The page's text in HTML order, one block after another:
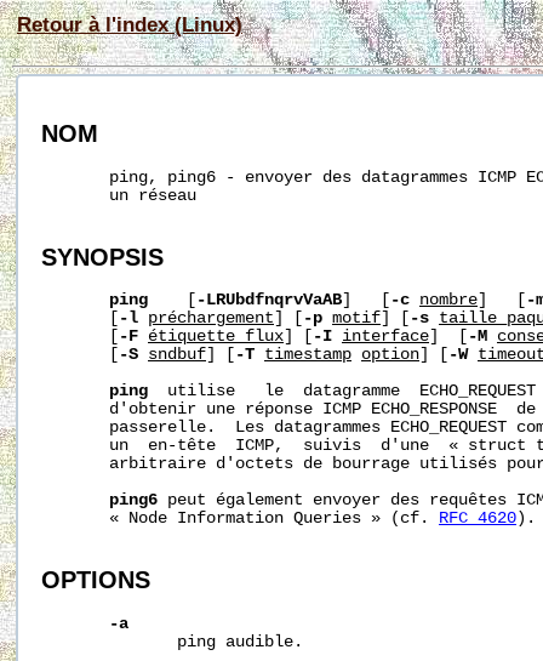
Retour à l'index (Linux)
NOM
ping, ping6 - envoyer des datagrammes ICMP
       un réseau
SYNOPSIS
ping -LRUbdfnqrvVaAB -c nombre
-
-l préchargement -p motif -s
-F étiquette_flux -I interface -M
-S sndbuf -T timestamp option -W
ping
utilise   le  datagramme
d'obtenir une réponse ICMP ECHO_RESPONSE
passerelle.  Les datagrammes ECHO_REQUEST
un  en-tête  ICMP,  suivis  d'une  « struct
arbitraire d'octets de bourrage utilisés
ping6 peut également envoyer des requêtes
       « Node Information Queries » (cf.
RFC 4620 ).
OPTIONS
-a
              ping audible.